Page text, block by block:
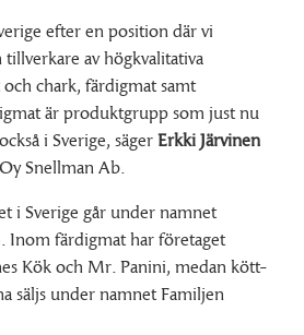
efter en position där vi
av högkvalitativa
chark, färdigmat samt
är produktgrupp som just nu
i Sverige, sägerErkki Järvinen
Snellman Ab.
i Sverige går under namnet
Inom färdigmat har företaget
Kök och Mr. Panini, medan kött-
säljs under namnet Familjen